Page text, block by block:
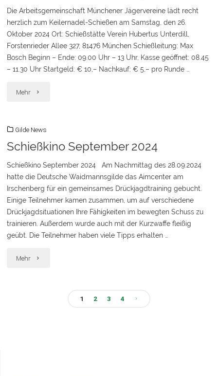
Die Arbeitsgemeinschaft Münchener Jägervereine lädt recht
herzlich zum Keilernadel-Schießen am Samstag, den 26.
Oktober 2024 Ort: Schießstätte Verein Hubertus Unterdill,
Forstenrieder Allee 327, 81476 München Schießleitung: Max
Bosch Beginn – Ende: 09.00 Uhr – 13 Uhr, Kasse geöffnet: 08.45
– 11.30 Uhr Startgeld: € 10,– Nachkauf: € 5,– pro Runde …
Mehr "Keilernadelschießen
Gilde News
Schießkino September 2024
Schießkino September 2024 Am Nachmittag des 28.09.2024
hatte die Deutsche Waidmannsgilde das Aimcenter am
Irschenberg für ein gemeinsames Drückjagdtraining gebucht.
Einige Teilnehmer kamen zusammen, um auf verschiedene
Drückjagdsituationen Ihre Fähigkeiten im bewegten Schuss zu
trainieren. Außerdem wurde auch mit der Kurzwaffe fleißig
geübt. Die Teilnehmer haben viele Tipps erhalten …
Mehr "Schießkino
1 2 3 4